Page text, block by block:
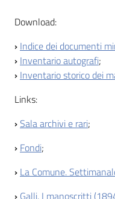
Catalogo
Eventi
Chiedi al
Avvisi
Orari
Download:
› Indice dei documenti
› Inventario autografi;
› Inventario storico dei
Links:
›Sala archivi e rari;
› Fondi;
› La Comune.
› Galli, I manoscritti